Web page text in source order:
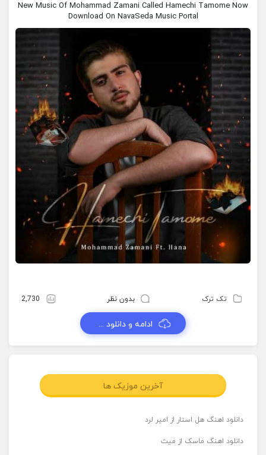
New Music Of Mohammad Zamani Called Hamechi Tamome Now
Download On NavaSeda Music Portal
تک ترک بدون نظر 2,730
ادامه و دانلود ...
آخرین موزیک ها
دانلود اهنگ هل استار از امیر لرد
دانلود اهنگ ماسک از میث